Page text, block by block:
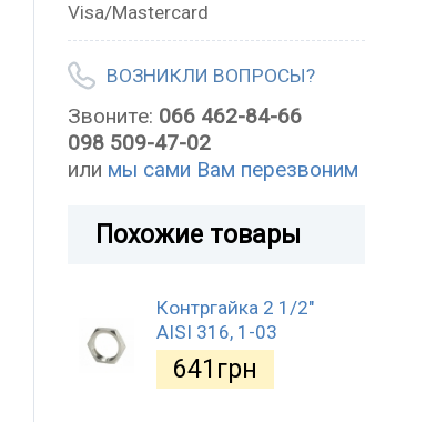
Visa/Mastercard
ВОЗНИКЛИ ВОПРОСЫ?
Звоните: 066 462-84-66
098 509-47-02
или мы сами Вам перезвоним
Похожие товары
Контргайка 2 1/2"
AISI 316, 1-03
641 грн